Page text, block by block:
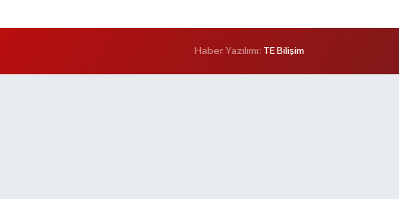
Haber Yazılımı: TE Bilişim